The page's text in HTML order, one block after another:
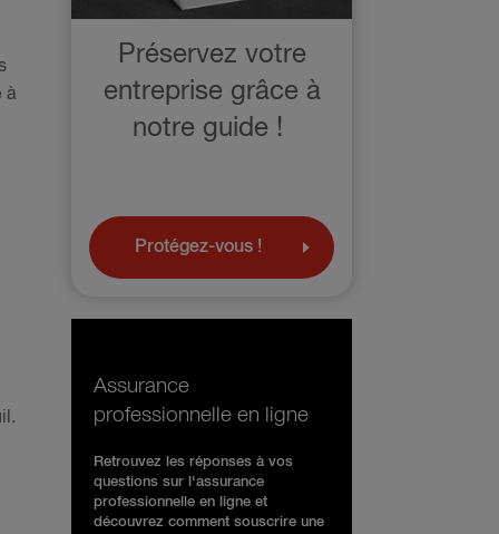
à
Préservez votre
entreprise grâce à
notre guide !
Protégez-vous !
Assurance
professionnelle en ligne
Retrouvez les réponses à vos
questions sur l'assurance
professionnelle en ligne et
découvrez comment souscrire une